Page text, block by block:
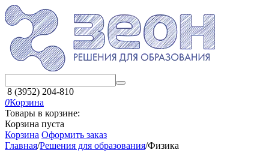
8 (3952) 204-810
0Корзина
Товары в корзине:
Корзина пуста
Корзина Оформить заказ
Главная/Решения для образования/Физика